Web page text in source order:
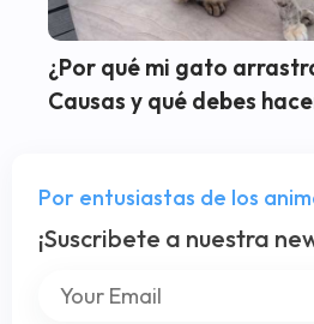
¿Por qué mi gato
Causas y qué debes
Por entusiastas de los
¡Suscribete a nuestra